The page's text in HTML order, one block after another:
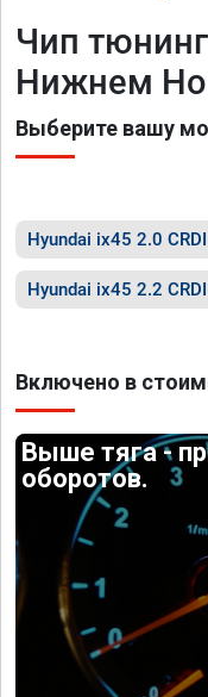
Чип
Нижнем
Выберите вашу
Hyundai ix45 2.0
Hyundai ix45 2.2
Включено в
Выше тяга -
оборотов.